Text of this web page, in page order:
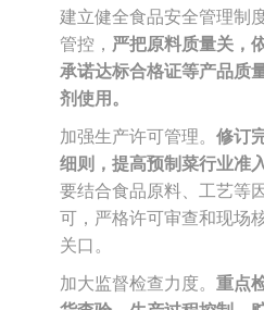
建立健全食品安全管理制
管控， 严把原料质量关，
承诺达标合格证等产品质
剂使用。
加强生产许可管理。 修订
细则，提高预制菜行业准
要结合食品原料、工艺等
可，严格许可审查和现场
关口。
加大监督检查力度。 重点